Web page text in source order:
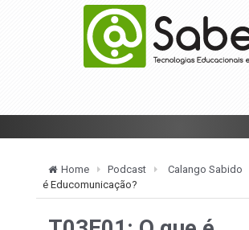
Home Podcast Calango Sabido
é Educomunicação?